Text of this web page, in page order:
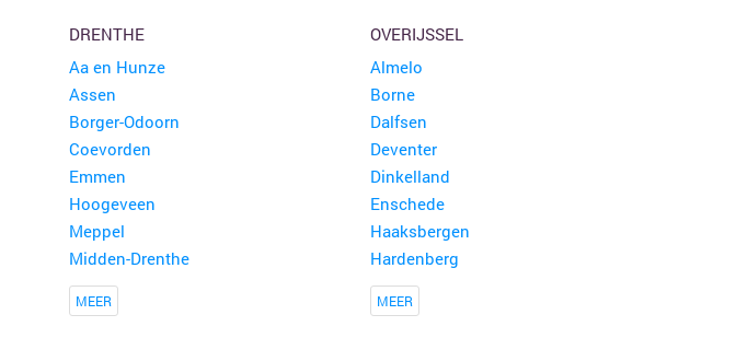
DRENTHE
Aa en Hunze
Assen
Borger-Odoorn
Coevorden
Emmen
Hoogeveen
Meppel
Midden-Drenthe
MEER
OVERIJSSEL
Almelo
Borne
Dalfsen
Deventer
Dinkelland
Enschede
Haaksbergen
Hardenberg
MEER